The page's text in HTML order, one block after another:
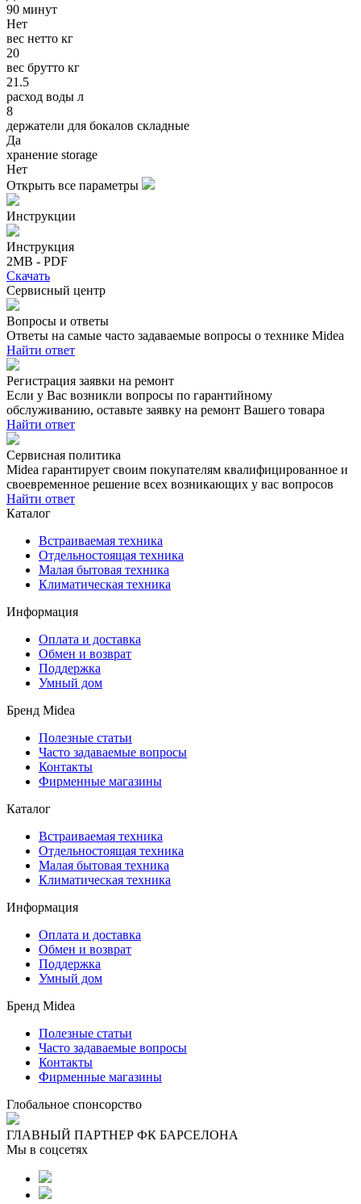
90 минут
Нет
вес нетто кг
20
вес брутто кг
21.5
расход воды л
8
держатели для бокалов складные
Да
хранение storage
Нет
Открыть все параметры
Инструкции
Инструкция
2MB - PDF
Скачать
Сервисный центр
Вопросы и ответы
Ответы на самые часто задаваемые вопросы о технике Midea
Найти ответ
Регистрация заявки на ремонт
Если у Вас возникли вопросы по гарантийному
обслуживанию, оставьте заявку на ремонт Вашего товара
Найти ответ
Сервисная политика
Midea гарантирует своим покупателям квалифицированное и
своевременное решение всех возникающих у вас вопросов
Найти ответ
Каталог
Встраиваемая техника
Отдельностоящая техника
Малая бытовая техника
Климатическая техника
Информация
Оплата и доставка
Обмен и возврат
Поддержка
Умный дом
Бренд Midea
Полезные статьи
Часто задаваемые вопросы
Контакты
Фирменные магазины
Каталог
Встраиваемая техника
Отдельностоящая техника
Малая бытовая техника
Климатическая техника
Информация
Оплата и доставка
Обмен и возврат
Поддержка
Умный дом
Бренд Midea
Полезные статьи
Часто задаваемые вопросы
Контакты
Фирменные магазины
Глобальное спонсорство
ГЛАВНЫЙ ПАРТНЕР ФК БАРСЕЛОНА
Мы в соцсетях